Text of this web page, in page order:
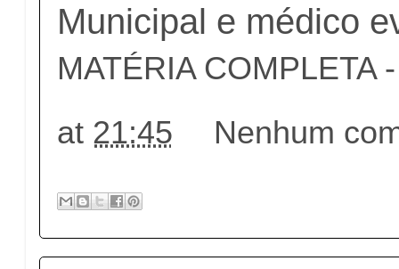
Municipal e médico
MATÉRIA COMPLETA
at 21:45 Nenhum